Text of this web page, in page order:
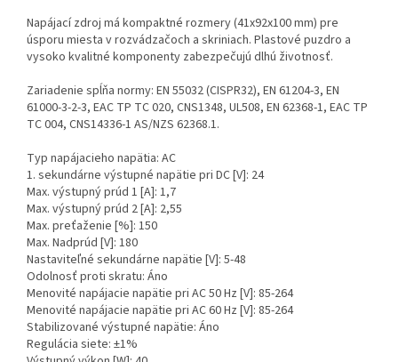
Napájací zdroj má kompaktné rozmery (41x92x100 mm) pre
úsporu miesta v rozvádzačoch a skriniach. Plastové puzdro a
vysoko kvalitné komponenty zabezpečujú dlhú životnosť.
Zariadenie spĺňa normy: EN 55032 (CISPR32), EN 61204-3, EN
61000-3-2-3, EAC TP TC 020, CNS1348, UL508, EN 62368-1, EAC TP
TC 004, CNS14336-1 AS/NZS 62368.1.
Typ napájacieho napätia: AC
1. sekundárne výstupné napätie pri DC [V]: 24
Max. výstupný prúd 1 [A]: 1,7
Max. výstupný prúd 2 [A]: 2,55
Max. preťaženie [%]: 150
Max. Nadprúd [V]: 180
Nastaviteľné sekundárne napätie [V]: 5-48
Odolnosť proti skratu: Áno
Menovité napájacie napätie pri AC 50 Hz [V]: 85-264
Menovité napájacie napätie pri AC 60 Hz [V]: 85-264
Stabilizované výstupné napätie: Áno
Regulácia siete: ±1%